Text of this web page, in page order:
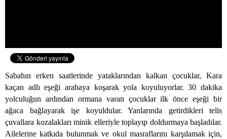
Sabahın erken saatlerinde yataklarından kalkan çocuklar, Kara
kaçan adlı eşeği arabaya koşarak yola koyuluyorlar. 30 dakika
yolculuğun ardından ormana varan çocuklar ilk önce eşeği bir
ağaca bağlayarak işe koyuldular. Yanlarında getirdikleri telis
çuvallara kozalakları minik elleriyle toplayıp doldurmaya başladılar.
Ailelerine katkıda bulunmak ve okul masraflarını karşılamak için,